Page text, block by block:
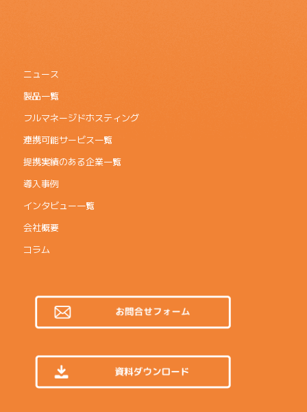
ニュース
製品一覧
フルマネージドホスティング
連携可能サービス一覧
提携実績のある企業一覧
導入事例
インタビュー一覧
会社概要
コラム